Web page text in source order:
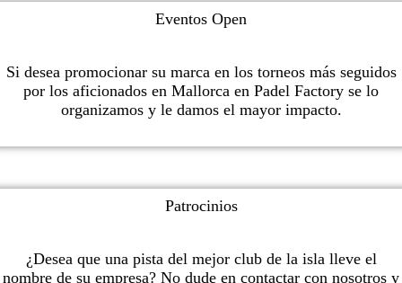
Eventos Open
Si desea promocionar su marca en los torneos más seguidos
por los aficionados en Mallorca en Padel Factory se lo
organizamos y le damos el mayor impacto.
Patrocinios
¿Desea que una pista del mejor club de la isla lleve el
nombre de su empresa? No dude en contactar con nosotros y